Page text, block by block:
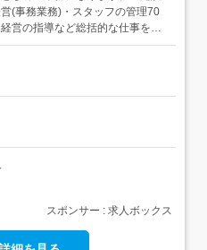
(事務業務)・スタッフの管理70
営の指導など総括的な仕事を行
要件>保育士経験5年以上必須
給料を参考に提示致します。 残
スポンサー : 求人ボックス